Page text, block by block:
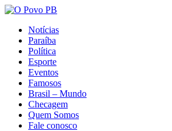
Notícias
Paraíba
Política
Esporte
Eventos
Famosos
Brasil – Mundo
Checagem
Quem Somos
Fale conosco